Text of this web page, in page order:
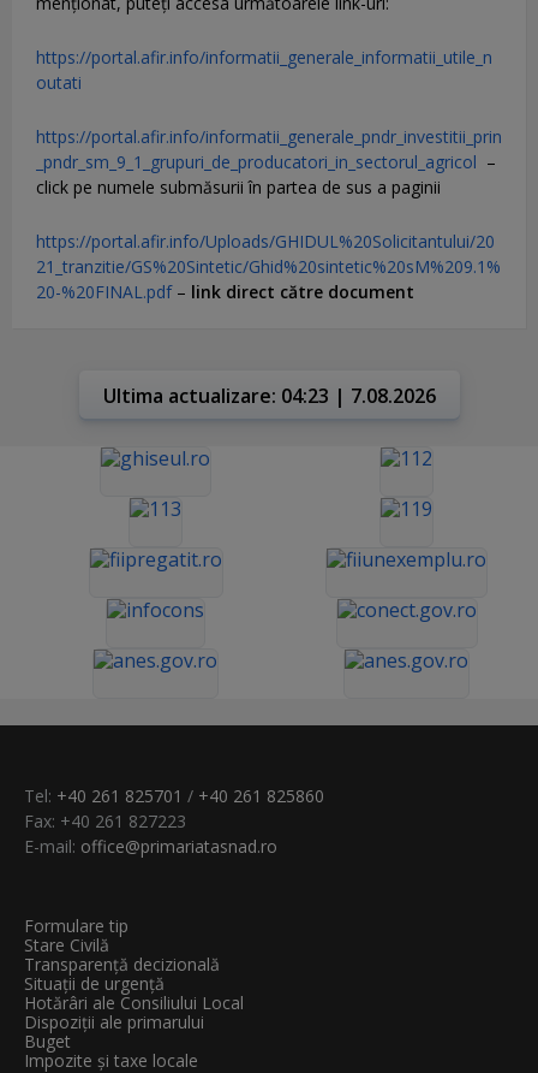
https://portal.afir.info/informatii_generale_informatii_utile_n
outati
https://portal.afir.info/informatii_generale_pndr_investitii_prin
_pndr_sm_9_1_grupuri_de_producatori_in_sectorul_agricol –
click pe numele submăsurii în partea de sus a paginii
https://portal.afir.info/Uploads/GHIDUL%20Solicitantului/20
21_tranzitie/GS%20Sintetic/Ghid%20sintetic%20sM%209.1%
20-%20FINAL.pdf– link direct către document
Ultima actualizare: 04:23 | 7.08.2026
Tel: +40 261 825701 / +40 261 825860
Fax: +40 261 827223
E-mail: office@primariatasnad.ro
Formulare tip
Stare Civilă
Transparenţă decizională
Situații de urgență
Hotărâri ale Consiliului Local
Dispoziții ale primarului
Buget
Impozite și taxe locale